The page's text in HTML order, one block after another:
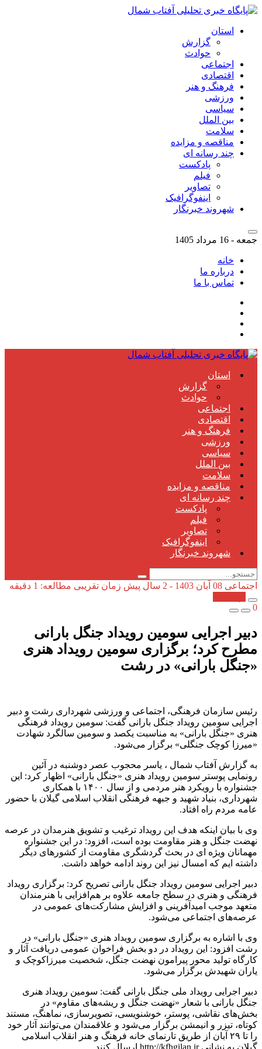
استان
گزارش
حوادث
اجتماعی
اقتصادی
فرهنگ و هنر
ورزشی
سیاسی
بین الملل
سلامت
مناقصه و مزایده
چند رسانه ای
پادکست
فیلم
تصاویر
اینفوگرافیک
شهروند خبرنگار
جمعه - 16 مرداد 1405
خانه
درباره ما
تماس با ما
استان
گزارش
حوادث
اجتماعی
اقتصادی
فرهنگ و هنر
ورزشی
سیاسی
بین الملل
سلامت
مناقصه و مزایده
چند رسانه ای
پادکست
فیلم
تصاویر
اینفوگرافیک
شهروند خبرنگار
اجتماعی 08 آبان 1403 - 2 سال پیش
زمان تقریبی مطالعه: 1 دقیقه
0
دبیر اجرایی سومین رویداد جنگل بارانی
مطرح کرد؛ برگزاری سومین رویداد هنری
«جنگل بارانی» در رشت
رئیس سازمان فرهنگی، اجتماعی و ورزشی شهرداری رشت و دبیر
اجرایی سومین رویداد جنگل بارانی گفت: سومین رویداد فرهنگی
هنری «جنگل بارانی» به مناسبت یکصد و سومین سالگرد شهادت
«میرزا کوچک جنگلی» برگزار می‌شود.
به گزارش آفتاب شمال ، یاسر محجوب عصر دوشنبه در آئین
رونمایی پوستر سومین رویداد هنری «جنگل بارانی» اظهار کرد: این
جشنواره با رویکرد هنر مردمی و از سال ۱۴۰۰ با همکاری
شهرداری، بنیاد شهید و جبهه فرهنگی انقلاب اسلامی گیلان با حضور
عامه مردم راه افتاد.
وی با بیان اینکه هدف این رویداد ترغیب و تشویق هنرمدان در عرصه
نهضت جنگل و هنر مقاومت بوده است، افزود: در این جشنواره
مهمانان ویژه ای در بحث گردشگری مقاومت از کشورهای دیگر
داشته ایم که امسال نیز این روند ادامه خواهد داشت.
دبیر اجرایی سومین رویداد جنگل بارانی تصریح کرد: برگزاری رویداد
فرهنگی و هنری در سطح جامعه علاوه بر هم‌افزایی با هنرمندان
متعهد موجب امیدآفرینی و افزایش مشارکت‌های عمومی در
عرصه‌های اجتماعی می‌شود.
وی با اشاره به برگزاری سومین رویداد هنری «جنگل بارانی» در
رشت افزود: این رویداد در دو بخش فراخوان عمومی دریافت آثار و
کارگاه تولید محور پیرامون نهضت جنگل، شخصیت میرزاکوچک و
یاران شهیدش برگزار می‌شود.
دبیر اجرایی رویداد ملی جنگل بارانی گفت: سومین رویداد هنری
جنگل بارانی با شعار «نهضت جنگل و ریشه‌های مقاوم» در
بخش‌های نقاشی، پوستر، خوشنویسی، تصویرسازی، نماهنگ، مستند
کوتاه، تیزر و انیمشن برگزار می‌شود و علاقمندان می‌توانند آثار خود
را تا ۲۹ آبان از طریق تارنمای خانه فرهنگ و هنر انقلاب اسلامی
گیلان به نشانی http://kfhgilan.ir ارسال کنند.